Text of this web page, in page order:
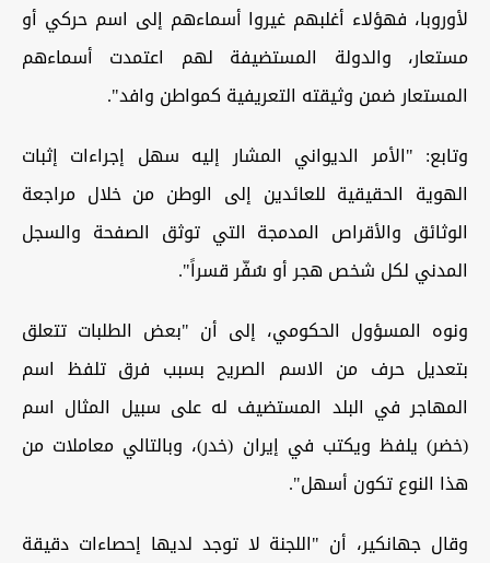
لأوروبا، فهؤلاء أغلبهم غيروا أسماءهم إلى اسم حركي أو
مستعار، والدولة المستضيفة لهم اعتمدت أسماءهم
المستعار ضمن وثيقته التعريفية كمواطن وافد".
وتابع: "الأمر الديواني المشار إليه سهل إجراءات إثبات
الهوية الحقيقية للعائدين إلى الوطن من خلال مراجعة
الوثائق والأقراص المدمجة التي توثق الصفحة والسجل
المدني لكل شخص هجر أو سُفّر قسراً".
ونوه المسؤول الحكومي، إلى أن "بعض الطلبات تتعلق
بتعديل حرف من الاسم الصريح بسبب فرق تلفظ اسم
المهاجر في البلد المستضيف له على سبيل المثال اسم
(خضر) يلفظ ويكتب في إيران (خدر)، وبالتالي معاملات من
هذا النوع تكون أسهل".
وقال جهانكير، أن "اللجنة لا توجد لديها إحصاءات دقيقة